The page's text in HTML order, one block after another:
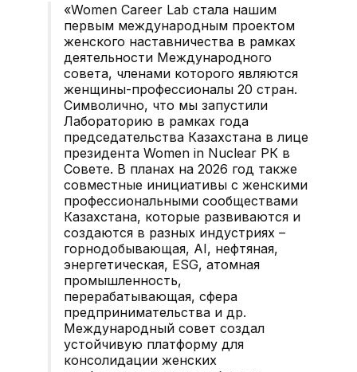
«Women Career Lab стала нашим
первым международным проектом
женского наставничества в рамках
деятельности Международного
совета, членами которого являются
женщины-профессионалы 20 стран.
Символично, что мы запустили
Лабораторию в рамках года
председательства Казахстана в лице
президента Women in Nuclear РК в
Совете. В планах на 2026 год также
совместные инициативы с женскими
профессиональными сообществами
Казахстана, которые развиваются и
создаются в разных индустриях –
горнодобывающая, AI, нефтяная,
энергетическая, ESG, атомная
промышленность,
перерабатывающая, сфера
предпринимательства и др.
Международный совет создал
устойчивую платформу для
консолидации женских